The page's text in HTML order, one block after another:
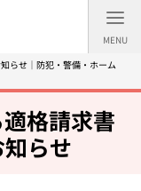
MENU
らせ｜防犯・警備・ホーム
格請求書
らせ